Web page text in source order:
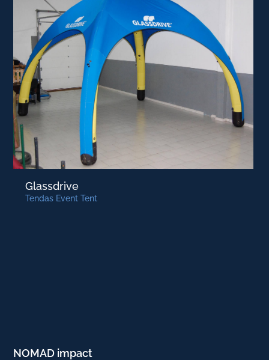
Glassdrive
Tendas Event Tent
NOMAD impact